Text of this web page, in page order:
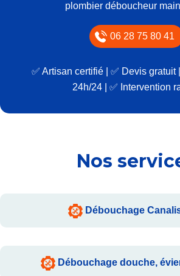
plombier déboucheur
06 28 75 80 41
✅ Artisan certifié | ✅ Devis gratuit
24h/24 | ✅ Intervention
Nos
Débouchage
Débouchage douche,